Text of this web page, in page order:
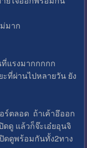
มาก
แรงมากกกกก
ที่ผ่านไปหลายวัน ยัง
ร์ตลอด ถ้าเค้าอึออก
ดดู แล้วก็จ๊ะเอ๋ยอุนจิ
ดดูพร้อมกันทั้ง2ทาง